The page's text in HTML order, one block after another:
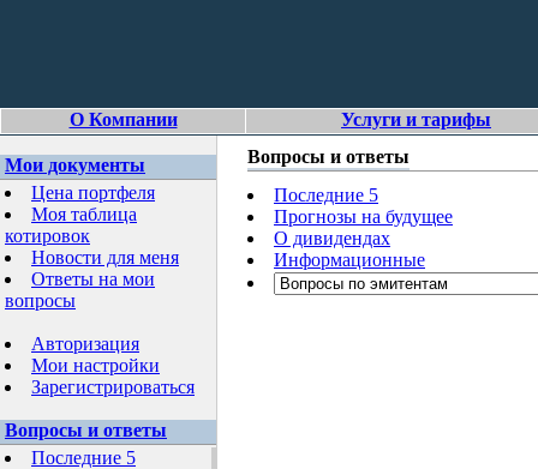
О Компании Услуги и тарифы
Мои документы
Цена портфеля
Моя таблица
котировок
Новости для меня
Ответы на мои
вопросы
Авторизация
Мои настройки
Зарегистрироваться
Вопросы и ответы
Последние 5
Вопросы и ответы
Последние 5
Прогнозы на будущее
О дивидендах
Информационные